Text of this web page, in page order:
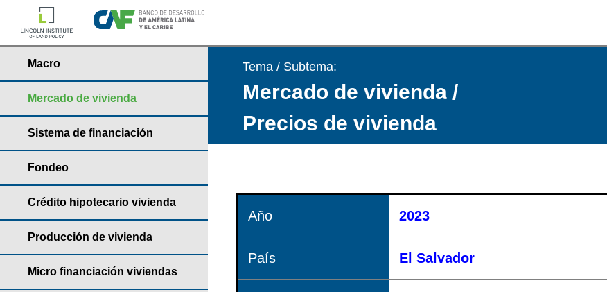
Macro
Mercado de vivienda
Sistema de financiación
Fondeo
Crédito hipotecario vivienda
Producción de vivienda
Micro financiación viviendas
Tema / Subtema:
Mercado de vivienda /
Precios de vivienda
Año 2023
País El Salvador